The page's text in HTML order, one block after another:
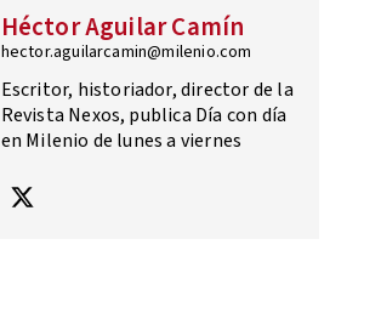
Héctor Aguilar Camín
hector.aguilarcamin@milenio.com
Escritor, historiador, director de la
Revista Nexos, publica Día con día
en Milenio de lunes a viernes